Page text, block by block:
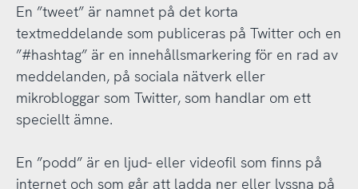
En ”tweet” är namnet på det korta
textmeddelande som publiceras på Twitter och en
”#hashtag” är en innehållsmarkering för en rad av
meddelanden, på sociala nätverk eller
mikrobloggar som Twitter, som handlar om ett
speciellt ämne.
En ”podd” är en ljud- eller videofil som finns på
internet och som går att ladda ner eller lyssna på